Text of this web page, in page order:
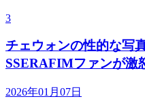
3
チェウォンの性的な写
SSERAFIMファンが激
2026年01月07日